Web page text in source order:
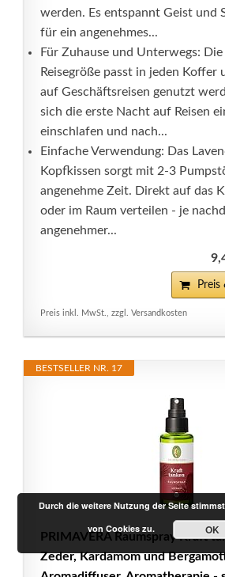
werden. Es entspannt Geist und
für ein angenehmes...
Für Zuhause und Unterwegs:
Reisegröße passt in jeden Koffer
auf Geschäftsreisen genutzt
sich die erste Nacht auf Reisen
einschlafen und nach...
Einfache Verwendung: Das
Kopfkissen sorgt mit 2-3
angenehme Zeit. Direkt auf das
oder im Raum verteilen - je
angenehmer...
Preis
Preis inkl. MwSt., zzgl. Versandkosten
BESTSELLER NR. 17
PRIMAVERA Raumspray Kraft
Zeder, Kardamom und
Durch die weitere Nutzung der Seite
von Cookies zu.
OK